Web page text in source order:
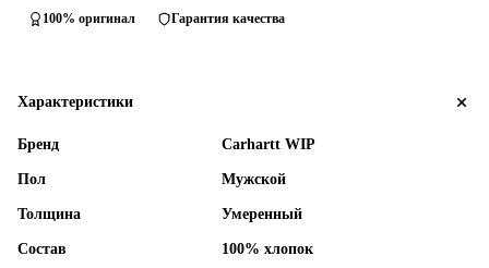
100% оригинал
Гарантия качества
Характеристики
Бренд Carhartt WIP
Пол Мужской
Толщина Умеренный
Состав 100% хлопок